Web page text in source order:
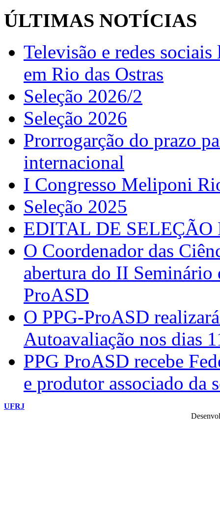
ÚLTIMAS NOTÍCIAS
Televisão e redes
em Rio das Ostras
Seleção 2026/2
Seleção 2026
Prorrogarção do prazo
internacional
I Congresso Meliponi
Seleção 2025
EDITAL DE SELEÇÃO
O Coordenador das
abertura do II Seminário
ProASD
O PPG-ProASD
Autoavaliação nos dias
PPG ProASD recebe
e produtor associado da
UFRJ